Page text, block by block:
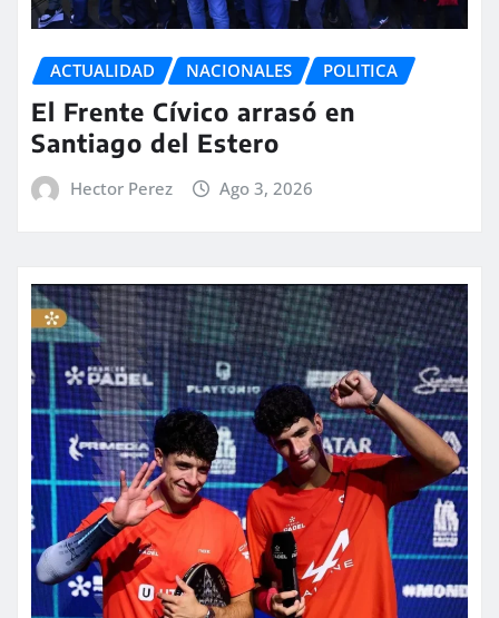
ACTUALIDAD NACIONALES POLITICA
El Frente Cívico arrasó en
Santiago del Estero
Hector Perez Ago 3, 2026